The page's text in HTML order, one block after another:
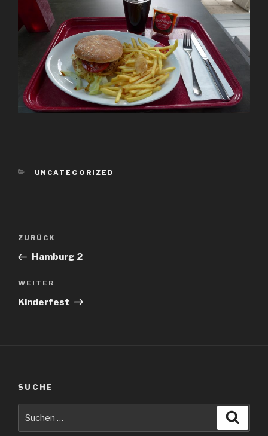
KATEGORIEN
UNCATEGORIZED
Beitragsnavigation
Vorheriger
Beitrag
ZURÜCK
Hamburg 2
Nächster
Beitrag
WEITER
Kinderfest
SUCHE